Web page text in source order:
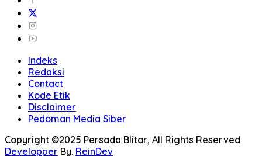
Indeks
Redaksi
Contact
Kode Etik
Disclaimer
Pedoman Media Siber
Copyright ©2025 Persada Blitar, All Rights Reserved
Developper By. ReinDev